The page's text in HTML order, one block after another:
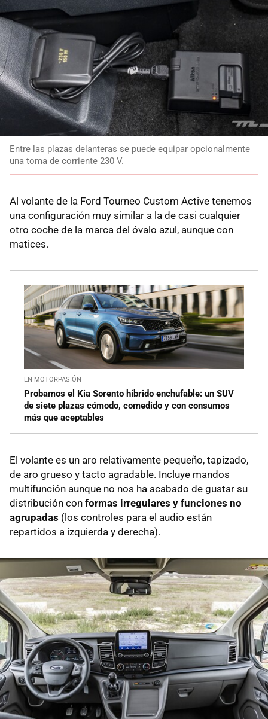
Entre las plazas delanteras se puede equipar opcionalmente
una toma de corriente 230 V.
Al volante de la Ford Tourneo Custom Active tenemos
una configuración muy similar a la de casi cualquier
otro coche de la marca del óvalo azul, aunque con
matices.
EN MOTORPASIÓN
Probamos el Kia Sorento híbrido enchufable: un SUV
de siete plazas cómodo, comedido y con consumos
más que aceptables
El volante es un aro relativamente pequeño, tapizado,
de aro grueso y tacto agradable. Incluye mandos
multifunción aunque no nos ha acabado de gustar su
distribución con formas irregulares y funciones no
agrupadas (los controles para el audio están
repartidos a izquierda y derecha).